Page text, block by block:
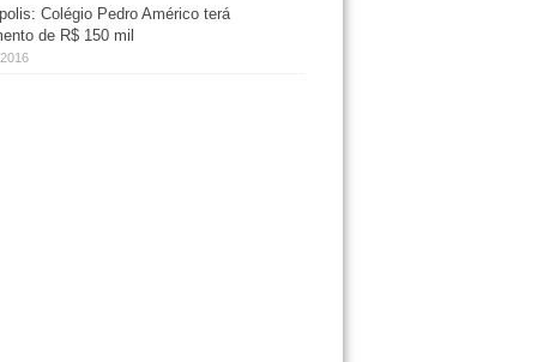
Colégio Pedro Américo terá
de R$ 150 mil